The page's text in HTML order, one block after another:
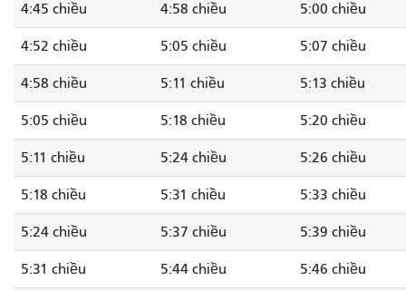
4:45 chiều 4:58 chiều 5:00 chiều
4:52 chiều 5:05 chiều 5:07 chiều
4:58 chiều 5:11 chiều 5:13 chiều
5:05 chiều 5:18 chiều 5:20 chiều
5:11 chiều 5:24 chiều 5:26 chiều
5:18 chiều 5:31 chiều 5:33 chiều
5:24 chiều 5:37 chiều 5:39 chiều
5:31 chiều 5:44 chiều 5:46 chiều